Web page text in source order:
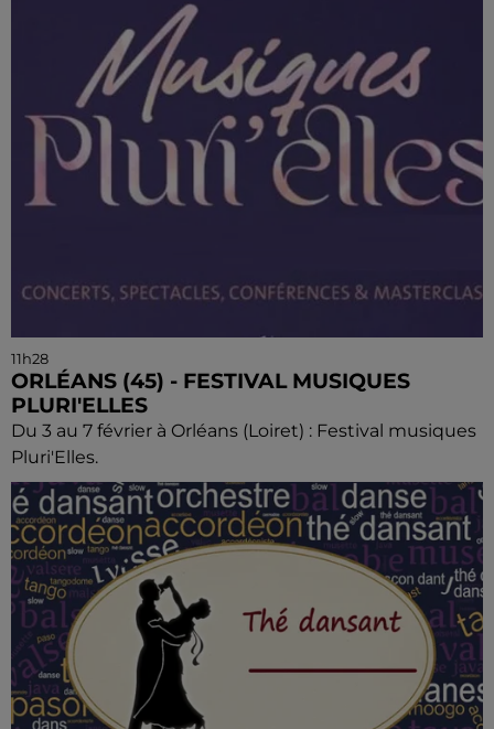
11h28
ORLÉANS (45) - FESTIVAL MUSIQUES
PLURI'ELLES
Du 3 au 7 février à Orléans (Loiret) : Festival musiques
Pluri'Elles.